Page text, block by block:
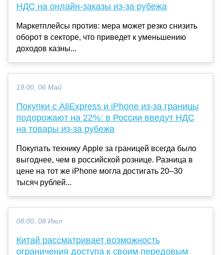
НДС на онлайн-заказы из-за рубежа
Маркетплейсы против: мера может резко снизить
оборот в секторе, что приведет к уменьшению
доходов казны...
19:00, 06 Май
Покупки с AliExpress и iPhone из-за границы
подорожают на 22%: в России введут НДС
на товары из-за рубежа
Покупать технику Apple за границей всегда было
выгоднее, чем в российской рознице. Разница в
цене на тот же iPhone могла достигать 20–30
тысяч рублей...
08:00, 08 Июл
Китай рассматривает возможность
ограничения доступа к своим передовым